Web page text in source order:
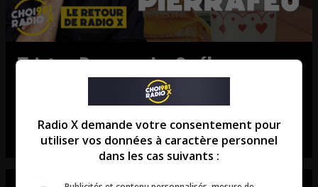
Tristan Demers: Le Québec se
souvient des Pierrafeu!
Entrevue avec Tristan Demers.
Radio X demande votre consentement pour
utiliser vos données à caractère personnel
dans les cas suivants :